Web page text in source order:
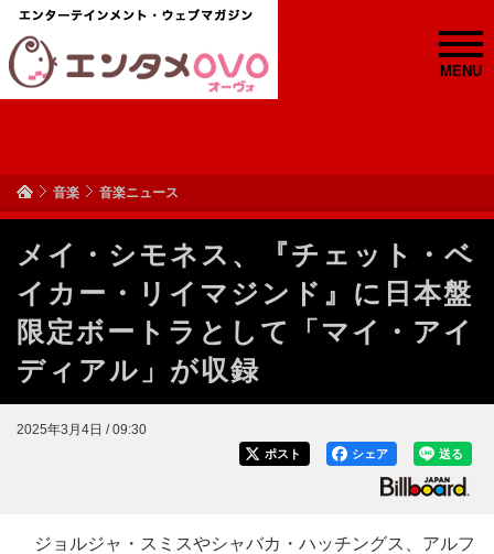
MENU
音楽 音楽ニュース
メイ・シモネス、『チェット・ベ
イカー・リイマジンド』に日本盤
限定ボートラとして「マイ・アイ
ディアル」が収録
2025年3月4日 / 09:30
送る
シェア
ポスト
ジョルジャ・スミスやシャバカ・ハッチングス、アルフ